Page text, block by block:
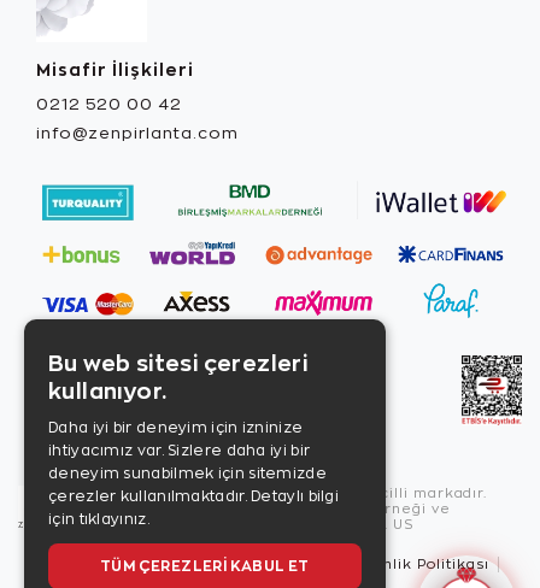
Misafir İlişkileri
0212 520 00 42
info@zenpirlanta.com
Copyright © 2026, Zen Diamond tescilli markadır.
Zen Diamond Birleşmiş Markalar Derneği ve
Turquality Destek Programı üyesidir. US
Kullanım Şartları Gizlilik İlkeleri
Güvenlik Politikası
Bu web sitesi çerezleri
kullanıyor.
Daha iyi bir deneyim için izninize
ihtiyacımız var. Sizlere daha iyi bir
deneyim sunabilmek için sitemizde
çerezler kullanılmaktadır. Detaylı bilgi
için tıklayınız.
TÜM ÇEREZLERI KABUL ET